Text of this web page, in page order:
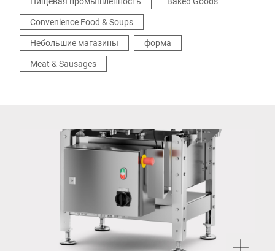
Convenience Food & Soups
Небольшие магазины
форма
Meat & Sausages